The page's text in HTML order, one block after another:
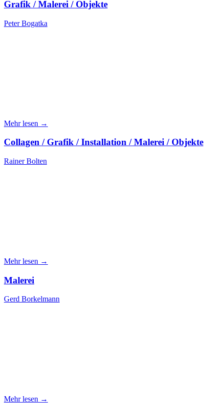
Grafik / Malerei / Objekte
Peter Bogatka
Mehr lesen →
Collagen / Grafik / Installation / Malerei / Objekte
Rainer Bolten
Mehr lesen →
Malerei
Gerd Borkelmann
Mehr lesen →